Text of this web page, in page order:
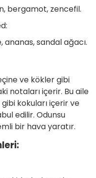
bergamot, zencefil.
sandal ağacı.
ve kökler gibi
notaları içerir. Bu aile
kokuları içerir ve
edilir. Odunsu
bir hava yaratır.